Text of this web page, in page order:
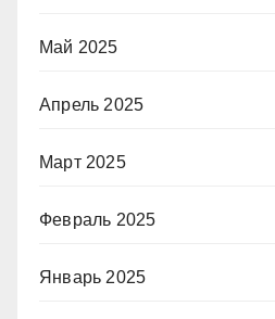
Май 2025
Апрель 2025
Март 2025
Февраль 2025
Январь 2025